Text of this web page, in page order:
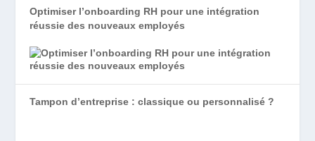
Optimiser l’onboarding RH pour une intégration
réussie des nouveaux employés
Tampon d’entreprise : classique ou personnalisé ?